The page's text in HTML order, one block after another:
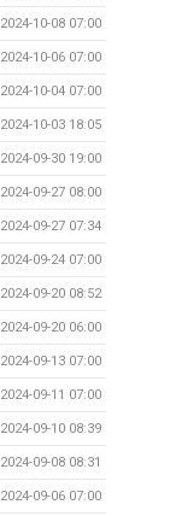
2024-10-08 07:00
2024-10-06 07:00
2024-10-04 07:00
2024-10-03 18:05
2024-09-30 19:00
2024-09-27 08:00
2024-09-27 07:34
2024-09-24 07:00
2024-09-20 08:52
2024-09-20 06:00
2024-09-13 07:00
2024-09-11 07:00
2024-09-10 08:39
2024-09-08 08:31
2024-09-06 07:00